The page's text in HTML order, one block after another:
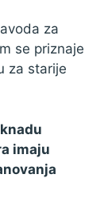
za
se priznaje
za starije
imaju